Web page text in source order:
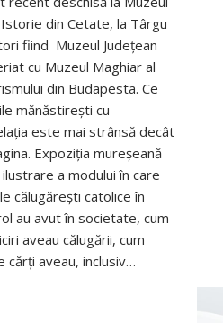
din Cetate, la Târgu
fiind Muzeul Judeţean
cu Muzeul Maghiar al
din Budapesta. Ce
mănăstireşti cu
este mai strânsă decât
Expoziția mureșeană
a modului în care
călugăreşti catolice în
au avut în societate, cum
aveau călugării, cum
cărți aveau, inclusiv…